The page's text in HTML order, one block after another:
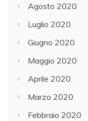
Agosto 2020
Luglio 2020
Giugno 2020
Maggio 2020
Aprile 2020
Marzo 2020
Febbraio 2020